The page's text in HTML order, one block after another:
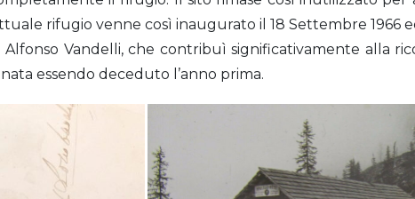
rifugio venne così inaugurato il 18 Settembre 1966
Vandelli, che contribuì significativamente alla
essendo deceduto l’anno prima.